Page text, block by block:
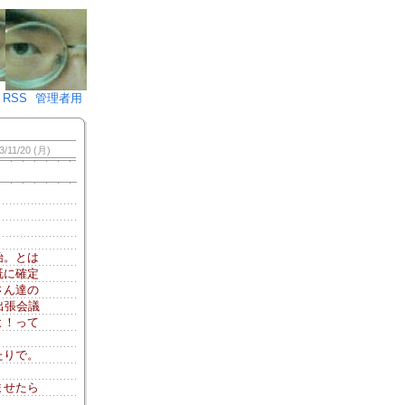
♪)÷2
RSS 管理者用
11/20 (月)
とは
に確定
ん達の
張会議
！って
で。
たら